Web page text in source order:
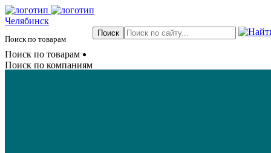
Челябинск
Поиск по товарам
Поиск по товарам
Поиск по компаниям